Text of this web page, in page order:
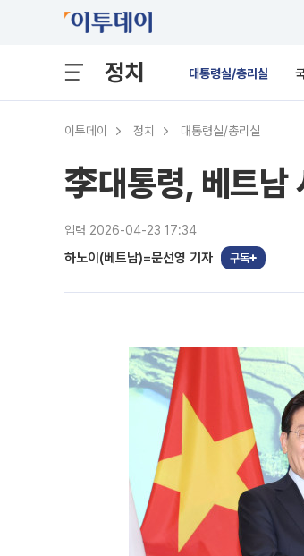
정치 대통령실/총리실
이투데이 정치 대통령실/총리실
李대통령, 베트남
입력 2026-04-23 17:34
하노이(베트남)=문선영 기자 구독